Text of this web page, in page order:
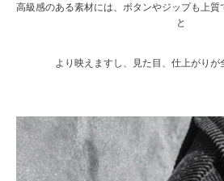
高級感のある素材には、ボタンやジップも上
と
より映えますし、見た目、仕上がりが